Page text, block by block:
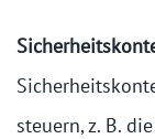
steuern, z. B.